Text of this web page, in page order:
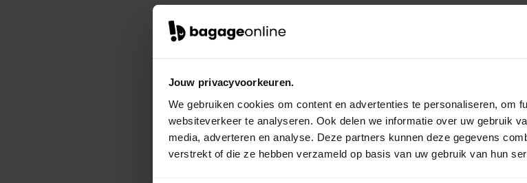
Jouw privacyvoorkeuren.
We gebruiken cookies om content en advertenties te personaliseren, om
websiteverkeer te analyseren. Ook delen we informatie over uw gebruik
media, adverteren en analyse. Deze partners kunnen deze gegevens
verstrekt of die ze hebben verzameld op basis van uw gebruik van hun